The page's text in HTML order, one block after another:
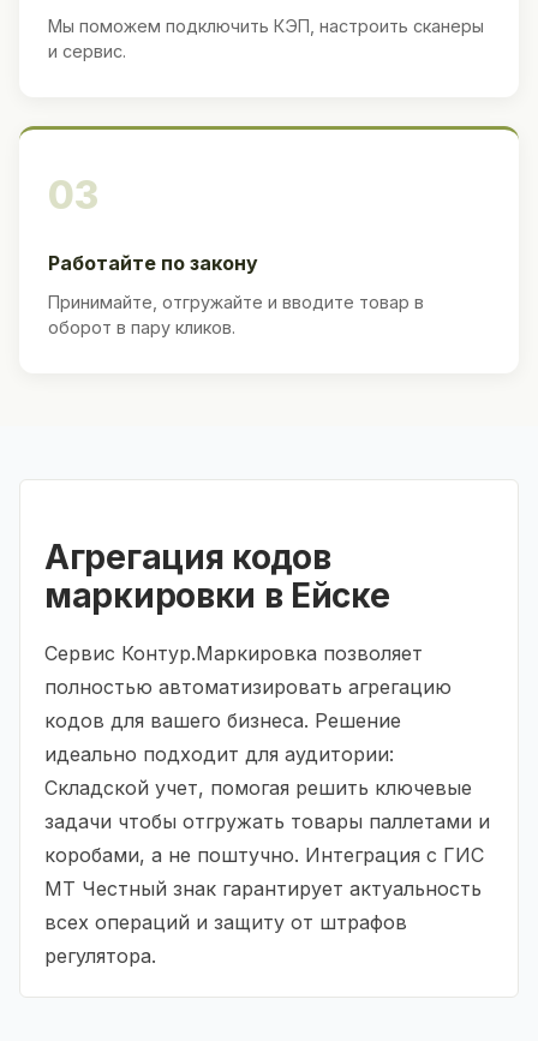
Мы поможем подключить КЭП, настроить сканеры
и сервис.
03
Работайте по закону
Принимайте, отгружайте и вводите товар в
оборот в пару кликов.
Агрегация кодов
маркировки в Ейске
Сервис Контур.Маркировка позволяет
полностью автоматизировать агрегацию
кодов для вашего бизнеса. Решение
идеально подходит для аудитории:
Складской учет, помогая решить ключевые
задачи чтобы отгружать товары паллетами и
коробами, а не поштучно. Интеграция с ГИС
МТ Честный знак гарантирует актуальность
всех операций и защиту от штрафов
регулятора.